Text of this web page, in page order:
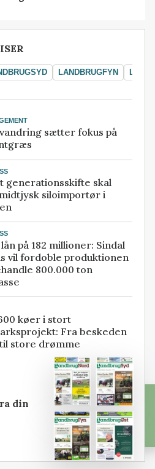
LANDBRUGFYN
sætter fokus på
generationsskifte skal
siloimportør i
på 182 millioner: Sindal
vil fordoble produktionen
800.000 ton
køer i stort
Fra beskeden
store drømme
din